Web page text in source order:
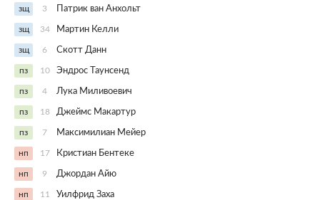
зщ 3 Патрик ван Анхольт
зщ 34 Мартин Келли
зщ 6 Скотт Данн
пз 10 Эндрос Таунсенд
пз 4 Лука Миливоевич
пз 18 Джеймс Макартур
пз 7 Максимилиан Мейер
нп 17 Кристиан Бентеке
нп 9 Джордан Айю
нп 11 Уилфрид Заха